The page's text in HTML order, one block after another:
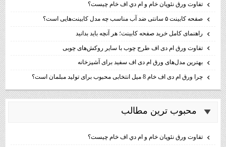
تفاوت ورق نئوپان خام و ام دي اف خام چيست؟
صفحه کابینت ۵ سانتی ضد آب مناسب چه مدل کابینت‌هایی است؟
راهنمای کامل خرید صفحه کابینت؛ هر آنچه باید بدانید
تفاوت ورق ام دی اف طرح چوب با سایر روکش‌های چوبی
بهترین مدل‌های ورق ام دی اف سفید برای آشپزخانه
چرا ورق ام دی اف خام 8 میل انتخابی محبوب برای تولید مبلمان است؟
محبوب ترين مطالب
تفاوت ورق نئوپان خام و ام دي اف خام چيست؟